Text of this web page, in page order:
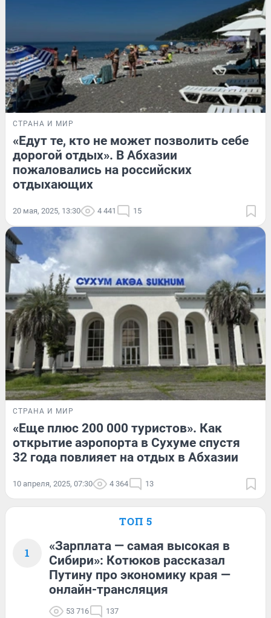
СТРАНА И МИР
«Едут те, кто не может позволить себе
дорогой отдых». В Абхазии
пожаловались на российских
отдыхающих
20 мая, 2025, 13:30 4 441 15
СТРАНА И МИР
«Еще плюс 200 000 туристов». Как
открытие аэропорта в Сухуме спустя
32 года повлияет на отдых в Абхазии
10 апреля, 2025, 07:30 4 364 13
ТОП 5
1
«Зарплата — самая высокая в
Сибири»: Котюков рассказал
Путину про экономику края —
онлайн-трансляция
53 716 137